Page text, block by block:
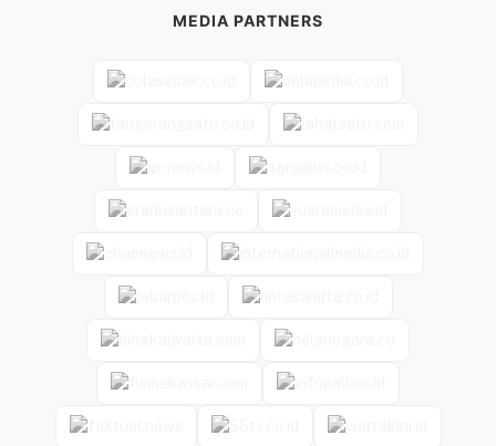
MEDIA PARTNERS